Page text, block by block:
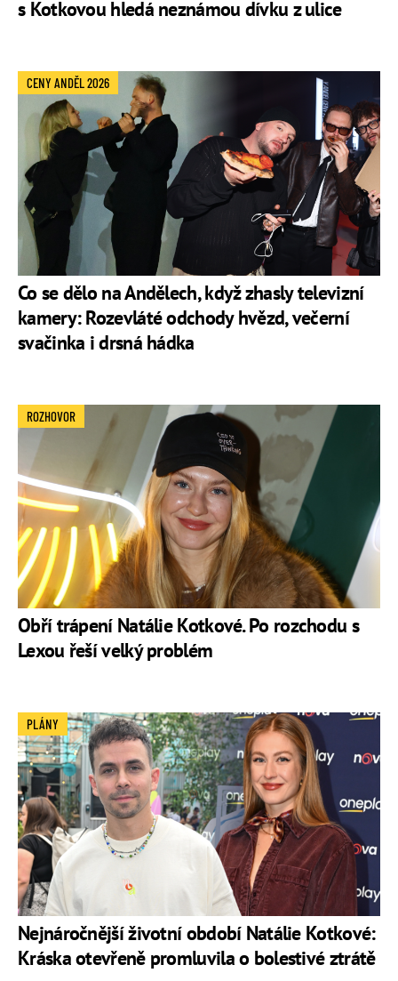
s Kotkovou hledá neznámou dívku z ulice
Co se dělo na Andělech, když zhasly televizní
kamery: Rozevláté odchody hvězd, večerní
svačinka i drsná hádka
CENY ANDĚL 2026
Obří trápení Natálie Kotkové. Po rozchodu s
Lexou řeší velký problém
ROZHOVOR
Nejnáročnější životní období Natálie Kotkové:
Kráska otevřeně promluvila o bolestivé ztrátě
PLÁNY